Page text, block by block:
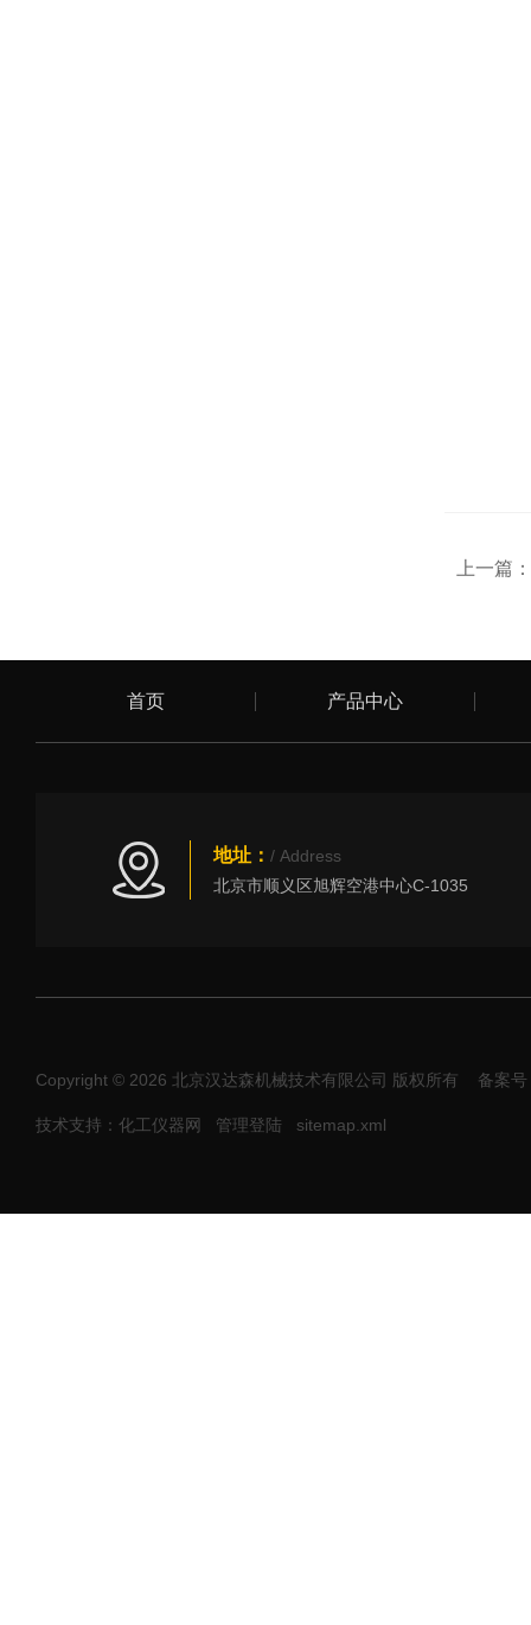
上一篇：
首页 产品中心
地址： / Address
北京市顺义区旭辉空港中心C-1035
Copyright © 2026 北京汉达森机械技术有限公司 版权所有 备案
技术支持：化工仪器网 管理登陆 sitemap.xml